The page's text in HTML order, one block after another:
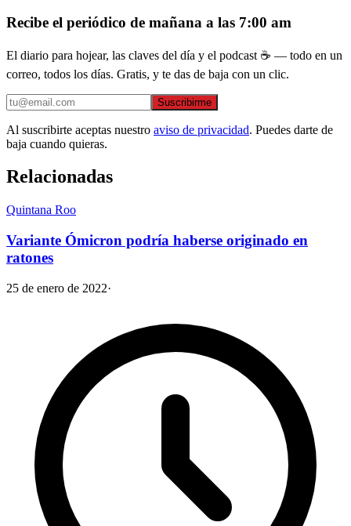
Recibe el periódico de mañana a las 7:00 am
El diario para hojear, las claves del día y el podcast ☕ — todo en un
correo, todos los días. Gratis, y te das de baja con un clic.
Suscribirme
Al suscribirte aceptas nuestro aviso de privacidad. Puedes darte de
baja cuando quieras.
Relacionadas
Quintana Roo
Variante Ómicron podría haberse originado en
ratones
25 de enero de 2022·